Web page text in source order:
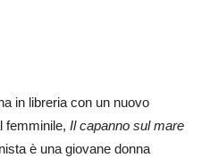
in libreria con un nuovo
femminile, Il capanno sul mare
è una giovane donna